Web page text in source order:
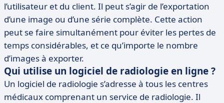
l’utilisateur et du client. Il peut s’agir de l’exportation
d’une image ou d’une série complète. Cette action
peut se faire simultanément pour éviter les pertes de
temps considérables, et ce qu’importe le nombre
d’images à exporter.
Qui utilise un logiciel de radiologie en ligne ?
Un logiciel de radiologie s’adresse à tous les centres
médicaux comprenant un service de radiologie. Il